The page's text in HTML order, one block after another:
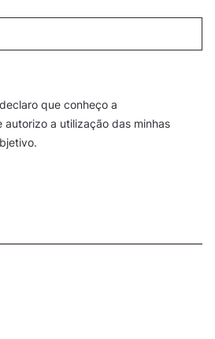
que conheço a
autorizo a utilização das minhas